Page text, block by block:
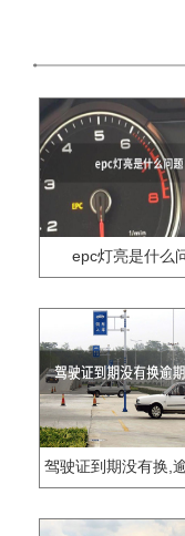
epc灯亮是什么